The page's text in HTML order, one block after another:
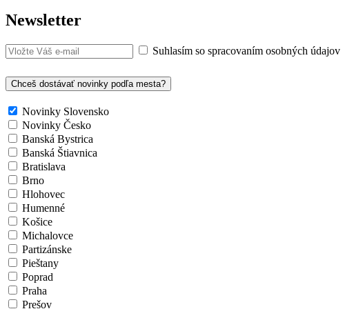
Newsletter
Suhlasím so spracovaním osobných údajov
Chceš dostávať novinky podľa mesta?
Novinky Slovensko
Novinky Česko
Banská Bystrica
Banská Štiavnica
Bratislava
Brno
Hlohovec
Humenné
Košice
Michalovce
Partizánske
Pieštany
Poprad
Praha
Prešov